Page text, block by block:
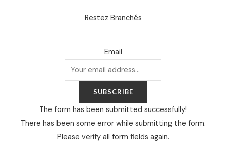
Restez Branchés
Email
SUBSCRIBE
The form has been submitted successfully!
There has been some error while submitting the form.
Please verify all form fields again.